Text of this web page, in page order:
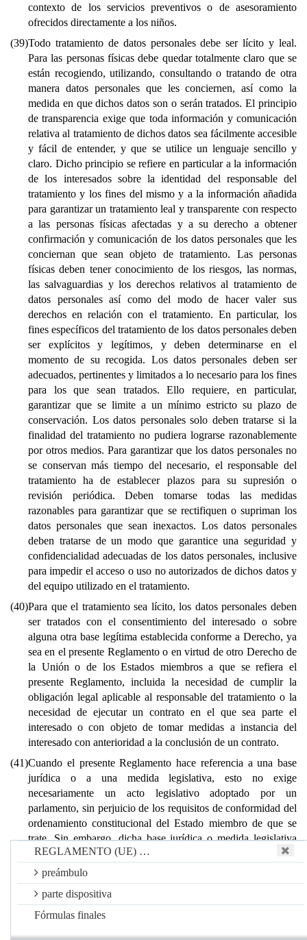
REGLAMENTO (UE) …
preámbulo
parte dispositiva
Fórmulas finales
contexto de los servicios preventivos o de asesoramiento
ofrecidos directamente a los niños.
(39)Todo tratamiento de datos personales debe ser lícito y leal.
Para las personas físicas debe quedar totalmente claro que se
están recogiendo, utilizando, consultando o tratando de otra
manera datos personales que les conciernen, así como la
medida en que dichos datos son o serán tratados. El principio
de transparencia exige que toda información y comunicación
relativa al tratamiento de dichos datos sea fácilmente accesible
y fácil de entender, y que se utilice un lenguaje sencillo y
claro. Dicho principio se refiere en particular a la información
de los interesados sobre la identidad del responsable del
tratamiento y los fines del mismo y a la información añadida
para garantizar un tratamiento leal y transparente con respecto
a las personas físicas afectadas y a su derecho a obtener
confirmación y comunicación de los datos personales que les
conciernan que sean objeto de tratamiento. Las personas
físicas deben tener conocimiento de los riesgos, las normas,
las salvaguardias y los derechos relativos al tratamiento de
datos personales así como del modo de hacer valer sus
derechos en relación con el tratamiento. En particular, los
fines específicos del tratamiento de los datos personales deben
ser explícitos y legítimos, y deben determinarse en el
momento de su recogida. Los datos personales deben ser
adecuados, pertinentes y limitados a lo necesario para los fines
para los que sean tratados. Ello requiere, en particular,
garantizar que se limite a un mínimo estricto su plazo de
conservación. Los datos personales solo deben tratarse si la
finalidad del tratamiento no pudiera lograrse razonablemente
por otros medios. Para garantizar que los datos personales no
se conservan más tiempo del necesario, el responsable del
tratamiento ha de establecer plazos para su supresión o
revisión periódica. Deben tomarse todas las medidas
razonables para garantizar que se rectifiquen o supriman los
datos personales que sean inexactos. Los datos personales
deben tratarse de un modo que garantice una seguridad y
confidencialidad adecuadas de los datos personales, inclusive
para impedir el acceso o uso no autorizados de dichos datos y
del equipo utilizado en el tratamiento.
(40)Para que el tratamiento sea lícito, los datos personales deben
ser tratados con el consentimiento del interesado o sobre
alguna otra base legítima establecida conforme a Derecho, ya
sea en el presente Reglamento o en virtud de otro Derecho de
la Unión o de los Estados miembros a que se refiera el
presente Reglamento, incluida la necesidad de cumplir la
obligación legal aplicable al responsable del tratamiento o la
necesidad de ejecutar un contrato en el que sea parte el
interesado o con objeto de tomar medidas a instancia del
interesado con anterioridad a la conclusión de un contrato.
(41)Cuando el presente Reglamento hace referencia a una base
jurídica o a una medida legislativa, esto no exige
necesariamente un acto legislativo adoptado por un
parlamento, sin perjuicio de los requisitos de conformidad del
ordenamiento constitucional del Estado miembro de que se
trate. Sin embargo, dicha base jurídica o medida legislativa
debe ser clara y precisa y su aplicación previsible para sus
destinatarios, de conformidad con la jurisprudencia del
Tribunal de Justicia de la Unión Europea (en lo sucesivo,
«Tribunal de Justicia») y del Tribunal Europeo de Derechos
Humanos.
(42)Cuando el tratamiento se lleva a cabo con el consentimiento